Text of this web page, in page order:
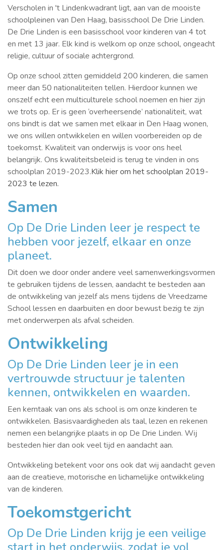
Verscholen in 't Lindenkwadrant ligt, aan van de mooiste
schoolpleinen van Den Haag, basisschool De Drie Linden.
De Drie Linden is een basisschool voor kinderen van 4 tot
en met 13 jaar. Elk kind is welkom op onze school, ongeacht
religie, cultuur of sociale achtergrond.
Op onze school zitten gemiddeld 200 kinderen, die samen
meer dan 50 nationaliteiten tellen. Hierdoor kunnen we
onszelf echt een multiculturele school noemen en hier zijn
we trots op. Er is geen ‘overheersende’ nationaliteit, wat
ons bindt is dat we samen met elkaar in Den Haag wonen,
we ons willen ontwikkelen en willen voorbereiden op de
toekomst. Kwaliteit van onderwijs is voor ons heel
belangrijk. Ons kwaliteitsbeleid is terug te vinden in ons
schoolplan 2019-2023.Klik hier om het schoolplan 2019-
2023 te lezen.
Samen
Op De Drie Linden leer je respect te
hebben voor jezelf, elkaar en onze
planeet.
Dit doen we door onder andere veel samenwerkingsvormen
te gebruiken tijdens de lessen, aandacht te besteden aan
de ontwikkeling van jezelf als mens tijdens de Vreedzame
School lessen en daarbuiten en door bewust bezig te zijn
met onderwerpen als afval scheiden.
Ontwikkeling
Op De Drie Linden leer je in een
vertrouwde structuur je talenten
kennen, ontwikkelen en waarden.
Een kerntaak van ons als school is om onze kinderen te
ontwikkelen. Basisvaardigheden als taal, lezen en rekenen
nemen een belangrijke plaats in op De Drie Linden. Wij
besteden hier dan ook veel tijd en aandacht aan.
Ontwikkeling betekent voor ons ook dat wij aandacht geven
aan de creatieve, motorische en lichamelijke ontwikkeling
van de kinderen.
Toekomstgericht
Op De Drie Linden krijg je een veilige